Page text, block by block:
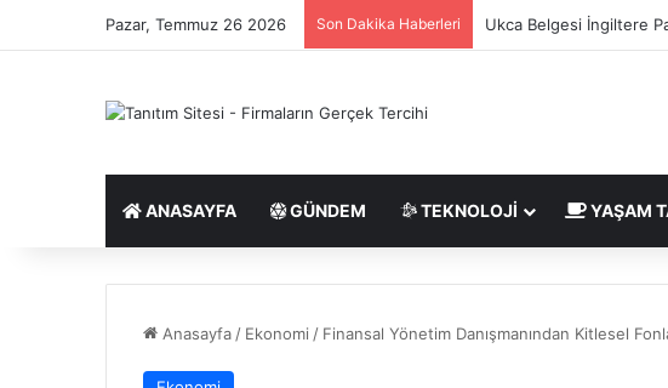
Pazar, Temmuz 26 2026 Son Dakika Haberleri Ukca Belgesi İngiltere
ANASAYFA GÜNDEM TEKNOLOJI YAŞAM
Anasayfa / Ekonomi / Finansal Yönetim Danışmanından Kitlesel